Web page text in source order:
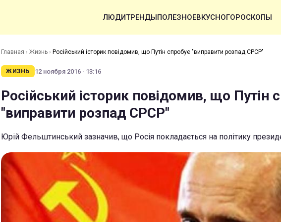
ЛЮДИТРЕНДЫПОЛЕЗНОЕВКУСНОГОРОСКОПЫ
Главная › Жизнь › Російський історик повідомив, що Путін спробує "виправити розпад СРСР"
ЖИЗНЬ 12 ноября 2016 · 13:16
Російський історик повідомив, що Путін
"виправити розпад СРСР"
Юрій Фельштинський зазначив, що Росія покладається на політику